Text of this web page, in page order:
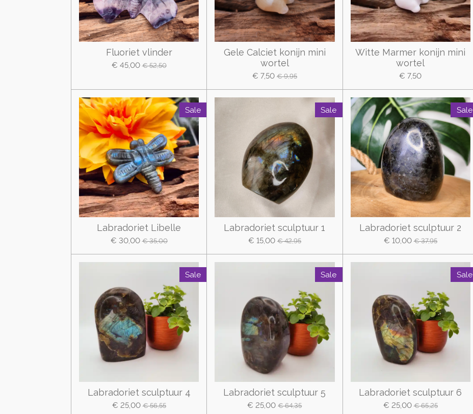
Fluoriet vlinder
€ 45,00 € 52,50
Gele Calciet konijn mini
wortel
€ 7,50 € 9,95
Witte Marmer konijn mini
wortel
€ 7,50
Sale
Labradoriet Libelle
€ 30,00 € 35,00
Sale
Labradoriet sculptuur 1
€ 15,00 € 42,95
Sale
Labradoriet sculptuur 2
€ 10,00 € 37,95
Sale
Labradoriet sculptuur 4
€ 25,00 € 56,55
Sale
Labradoriet sculptuur 5
€ 25,00 € 64,35
Sale
Labradoriet sculptuur 6
€ 25,00 € 65,25